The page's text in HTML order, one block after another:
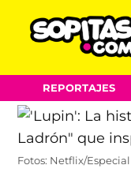
Skip
to
content
REPORTAJES
Fotos: Netflix/Especial